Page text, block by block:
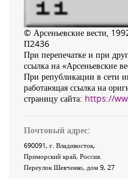
© Арсеньевские вести,
П2436
При перепечатке и при
ссылка на «Арсеньевские
При републикации в сети
работающая ссылка на
страницу сайта: https://
Почтовый адрес:
690091, г. Владивосток,
Приморский край, Россия
Переулок Шевченко, дом 9, 27